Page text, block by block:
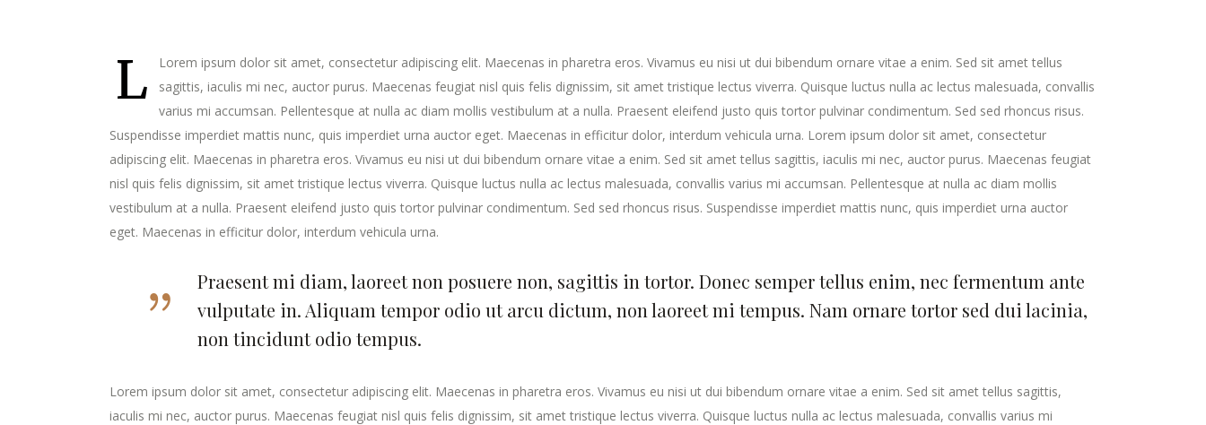
L
Lorem ipsum dolor sit amet, consectetur adipiscing elit. Maecenas in pharetra eros. Vivamus eu nisi ut dui bibendum ornare vitae a enim. Sed sit amet tellus
sagittis, iaculis mi nec, auctor purus. Maecenas feugiat nisl quis felis dignissim, sit amet tristique lectus viverra. Quisque luctus nulla ac lectus malesuada, convallis
varius mi accumsan. Pellentesque at nulla ac diam mollis vestibulum at a nulla. Praesent eleifend justo quis tortor pulvinar condimentum. Sed sed rhoncus risus.
Suspendisse imperdiet mattis nunc, quis imperdiet urna auctor eget. Maecenas in efficitur dolor, interdum vehicula urna. Lorem ipsum dolor sit amet, consectetur
adipiscing elit. Maecenas in pharetra eros. Vivamus eu nisi ut dui bibendum ornare vitae a enim. Sed sit amet tellus sagittis, iaculis mi nec, auctor purus. Maecenas feugiat
nisl quis felis dignissim, sit amet tristique lectus viverra. Quisque luctus nulla ac lectus malesuada, convallis varius mi accumsan. Pellentesque at nulla ac diam mollis
vestibulum at a nulla. Praesent eleifend justo quis tortor pulvinar condimentum. Sed sed rhoncus risus. Suspendisse imperdiet mattis nunc, quis imperdiet urna auctor
eget. Maecenas in efficitur dolor, interdum vehicula urna.
Praesent mi diam, laoreet non posuere non, sagittis in tortor. Donec semper tellus enim, nec fermentum ante
vulputate in. Aliquam tempor odio ut arcu dictum, non laoreet mi tempus. Nam ornare tortor sed dui lacinia,
non tincidunt odio tempus.
Lorem ipsum dolor sit amet, consectetur adipiscing elit. Maecenas in pharetra eros. Vivamus eu nisi ut dui bibendum ornare vitae a enim. Sed sit amet tellus sagittis,
iaculis mi nec, auctor purus. Maecenas feugiat nisl quis felis dignissim, sit amet tristique lectus viverra. Quisque luctus nulla ac lectus malesuada, convallis varius mi